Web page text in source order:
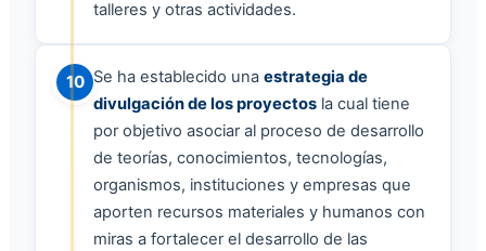
talleres y otras actividades.
10 Se ha establecido unaestrategia de
divulgación de los proyectos la cual tiene
por objetivo asociar al proceso de desarrollo
de teorías, conocimientos, tecnologías,
organismos, instituciones y empresas que
aporten recursos materiales y humanos con
miras a fortalecer el desarrollo de las